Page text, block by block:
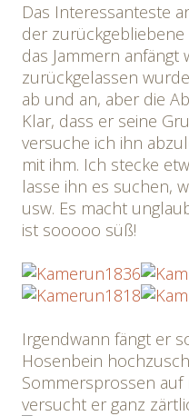
Das Interessanteste
der
das Jammern anfängt
zurückgelassen
ab und an, aber die
Klar, dass er seine
versuche ich ihn
mit ihm. Ich stecke
lasse ihn es suchen,
usw. Es macht
ist sooooo süß!
Irgendwann fängt er
Hosenbein
Sommersprossen
versucht er ganz